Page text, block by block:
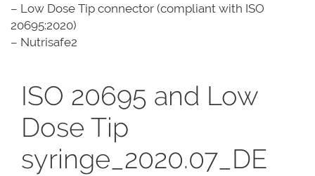
– Low Dose Tip connector (compliant with ISO
20695:2020)
– Nutrisafe2
ISO 20695 and Low
Dose Tip
syringe_2020.07_DE